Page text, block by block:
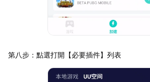
第八步：點選打開【必要插件】列表